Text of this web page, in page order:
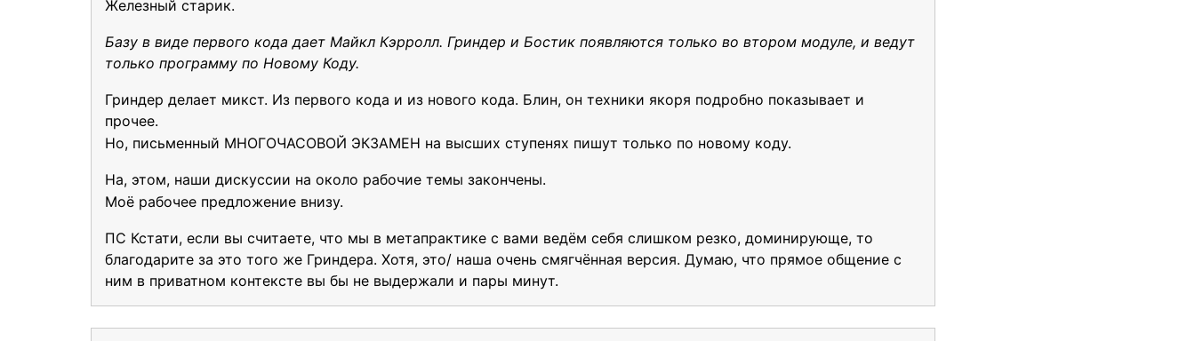
Железный старик.
Базу в виде первого кода дает Майкл Кэрролл. Гриндер и Бостик появляются только во втором модуле, и ведут
только программу по Новому Коду.
Гриндер делает микст. Из первого кода и из нового кода. Блин, он техники якоря подробно показывает и
прочее.
Но, письменный МНОГОЧАСОВОЙ ЭКЗАМЕН на высших ступенях пишут только по новому коду.
На, этом, наши дискуссии на около рабочие темы закончены.
Моё рабочее предложение внизу.
ПС Кстати, если вы считаете, что мы в метапрактике с вами ведём себя слишком резко, доминирующе, то
благодарите за это того же Гриндера. Хотя, это/ наша очень смягчённая версия. Думаю, что прямое общение с
ним в приватном контексте вы бы не выдержали и пары минут.